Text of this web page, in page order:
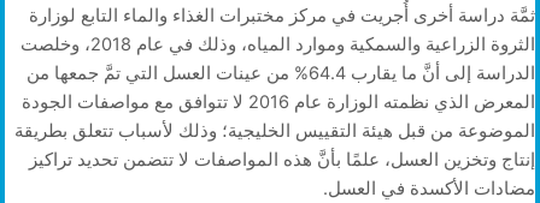
ثمَّة دراسة أخرى أُجريت في مركز مختبرات الغذاء والماء التابع لوزارة
الثروة الزراعية والسمكية وموارد المياه، وذلك في عام 2018، وخلصت
الدراسة إلى أنَّ ما يقارب 64.4% من عينات العسل التي تمَّ جمعها من
المعرض الذي نظمته الوزارة عام 2016 لا تتوافق مع مواصفات الجودة
الموضوعة من قبل هيئة التقييس الخليجية؛ وذلك لأسباب تتعلق بطريقة
إنتاج وتخزين العسل، علمًا بأنَّ هذه المواصفات لا تتضمن تحديد تراكيز
مضادات الأكسدة في العسل.